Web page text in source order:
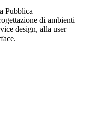
Pubblica
di ambienti
design, alla user